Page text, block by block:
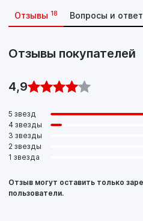
Отзывы 18 Вопросы и
Отзывы покупателей
4,9
5 звезд
4 звезды
3 звезды
2 звезды
1 звезда
Отзыв могут оставить только
пользователи.